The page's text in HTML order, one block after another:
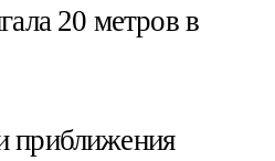
20 метров в